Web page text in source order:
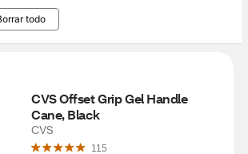
todo
CVS Offset Grip Gel Handle
Cane, Black
CVS
115